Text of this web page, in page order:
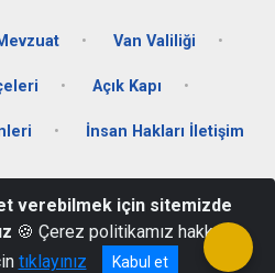
Van Valiliği
Açık Kapı
İnsan Hakları İletişim
00 - Fax: 451 20 39 eposta:
verebilmek için sitemizde
🍪 Çerez politikamız hakkında
tıklayınız Kabul et